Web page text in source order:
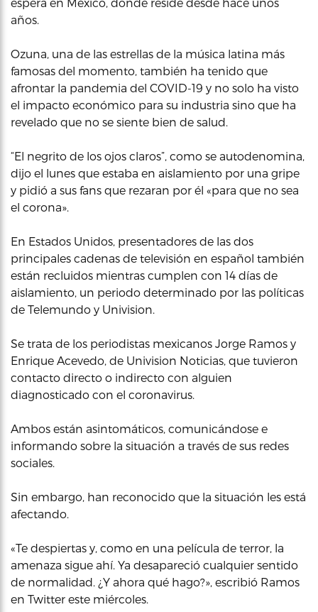
años.
Ozuna, una de las estrellas de la música latina más
famosas del momento, también ha tenido que
afrontar la pandemia del COVID-19 y no solo ha visto
el impacto económico para su industria sino que ha
revelado que no se siente bien de salud.
“El negrito de los ojos claros”, como se autodenomina,
dijo el lunes que estaba en aislamiento por una gripe
y pidió a sus fans que rezaran por él «para que no sea
el corona».
En Estados Unidos, presentadores de las dos
principales cadenas de televisión en español también
están recluidos mientras cumplen con 14 días de
aislamiento, un periodo determinado por las políticas
de Telemundo y Univision.
Se trata de los periodistas mexicanos Jorge Ramos y
Enrique Acevedo, de Univision Noticias, que tuvieron
contacto directo o indirecto con alguien
diagnosticado con el coronavirus.
Ambos están asintomáticos, comunicándose e
informando sobre la situación a través de sus redes
sociales.
Sin embargo, han reconocido que la situación les está
afectando.
«Te despiertas y, como en una película de terror, la
amenaza sigue ahí. Ya desapareció cualquier sentido
de normalidad. ¿Y ahora qué hago?», escribió Ramos
en Twitter este miércoles.